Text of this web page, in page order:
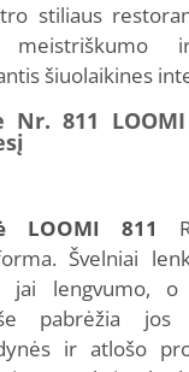
stiliaus
meistriškumo
šiuolaikines
Nr. 811
LOOMI 811
Švelniai
jai lengvumo, o
pabrėžia jos
ir atlošo